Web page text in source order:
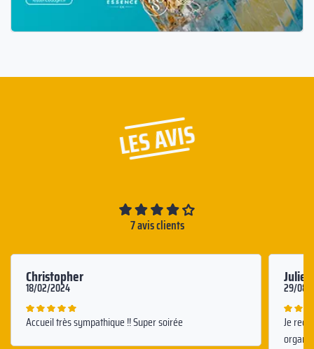
LES AVIS
7 avis clients
Christopher
18/02/2024
Accueil très sympathique !! Super soirée
29/08/
Je